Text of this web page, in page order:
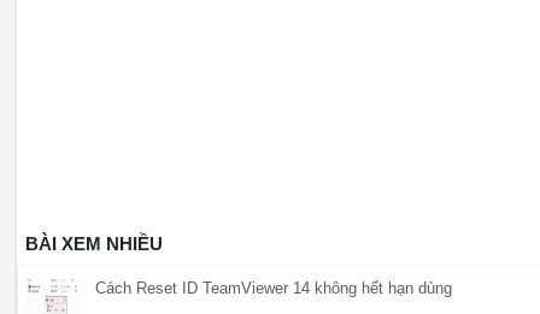
BÀI XEM NHIỀU
Cách Reset ID TeamViewer 14 không hết hạn dùng